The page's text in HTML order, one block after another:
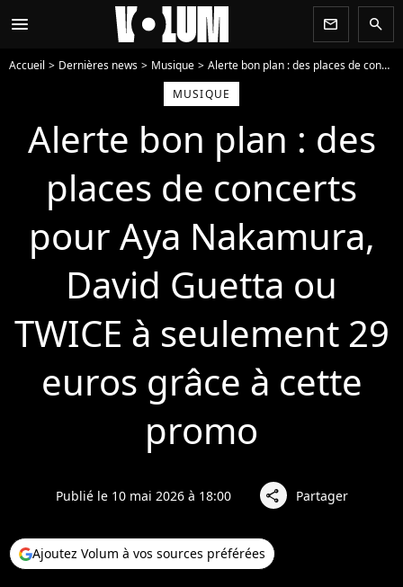
menu newsletter search
Accueil Dernières news Musique
Alerte bon plan : des places de concerts pour Aya Nakamura, David Guetta ou TWICE à seulement 29 euros grâce à cette promo
MUSIQUE
Alerte bon plan : des
places de concerts
pour Aya Nakamura,
David Guetta ou
TWICE à seulement 29
euros grâce à cette
promo
Publié le 10 mai 2026 à 18:00 share Partager
Ajoutez Volum à vos sources préférées